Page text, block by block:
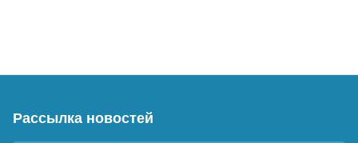
Рассылка новостей